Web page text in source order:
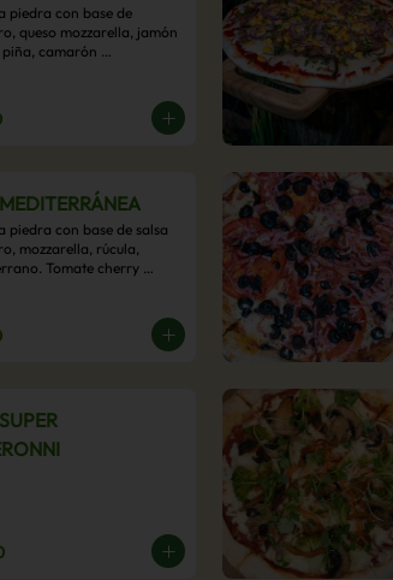
piedra con base de
queso mozzarella, jamón
camarón
piedra con base de salsa
mozzarella, rúcula,
Tomate cherry